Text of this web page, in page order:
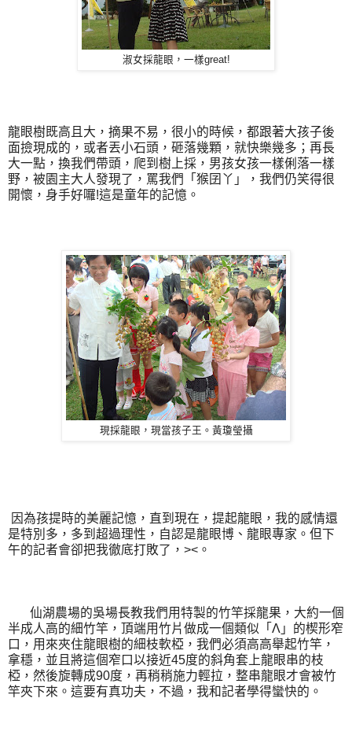
淑女採龍眼，一樣great!
龍眼樹既高且大，摘果不易，很小的時候，都跟著大孩子後
面撿現成的，或者丟小石頭，砸落幾顆，就快樂幾多；再長
大一點，換我們帶頭，爬到樹上採，男孩女孩一樣俐落一樣
野，被園主大人發現了，罵我們「猴囝丫」，我們仍笑得很
開懷，身手好囉!這是童年的記憶。
現採龍眼，現當孩子王。黃瓊瑩攝
因為孩提時的美麗記憶，直到現在，提起龍眼，我的感情還
是特別多，多到超過理性，自認是龍眼博、龍眼專家。但下
午的記者會卻把我徹底打敗了，><。
仙湖農場的吳場長教我們用特製的竹竿採龍果，大約一個
半成人高的細竹竿，頂端用竹片做成一個類似「Λ」的楔形窄
口，用來夾住龍眼樹的細枝軟椏，我們必須高高舉起竹竿，
拿穩，並且將這個窄口以接近45度的斜角套上龍眼串的枝
椏，然後旋轉成90度，再稍稍施力輕拉，整串龍眼才會被竹
竿夾下來。這要有真功夫，不過，我和記者學得蠻快的。